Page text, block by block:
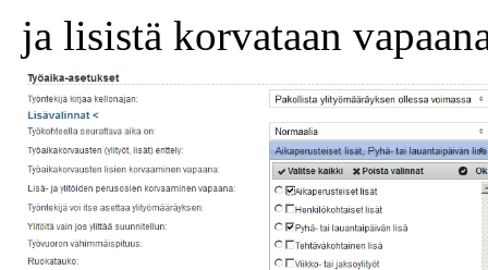
ja lisistä korvataan